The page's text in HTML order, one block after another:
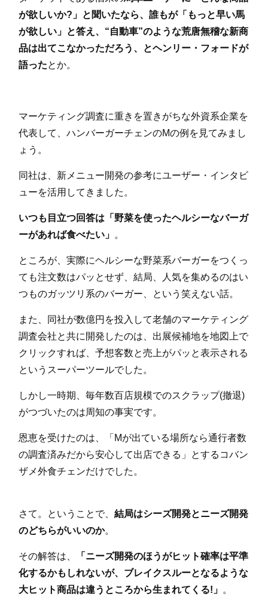
が欲しいか?」と聞いたなら、誰もが「もっと早い馬
が欲しい」と答え、“自動車”のような荒唐無稽な新商
品は出てこなかっただろう、とヘンリー・フォードが
語ったとか。
マーケティング調査に重きを置きがちな外資系企業を
代表して、ハンバーガーチェンのMの例を見てみまし
ょう。
同社は、新メニュー開発の参考にユーザー・インタビ
ューを活用してきました。
いつも目立つ回答は「野菜を使ったヘルシーなバーガ
ーがあれば食べたい」 。
ところが、実際にヘルシーな野菜系バーガーをつくっ
ても注文数はパッとせず、結局、人気を集めるのはい
つものガッツリ系のバーガー、という笑えない話。
また、同社が数億円を投入して老舗のマーケティング
調査会社と共に開発したのは、出展候補地を地図上で
クリックすれば、予想客数と売上がパッと表示される
というスーパーツールでした。
しかし一時期、毎年数百店規模でのスクラップ(撤退)
がつづいたのは周知の事実です。
恩恵を受けたのは、「Mが出ている場所なら通行者数
の調査済みだから安心して出店できる」とするコバン
ザメ外食チェンだけでした。
さて。ということで、結局はシーズ開発とニーズ開発
のどちらがいいのか。
その解答は、
「ニーズ開発のほうがヒット確率は平準
化するかもしれないが、ブレイクスルーとなるような
大ヒット商品は違うところから生まれてくる!」 。